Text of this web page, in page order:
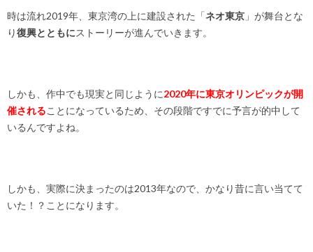
時は流れ2019年、東京湾の上に建設された「ネオ東京 」が舞台とな
り復興とともにストーリーが進んでいきます。
しかも、作中でも現実と同じように2020年に東京オリンピックが開
催されることになっているため、その段階ですでに予言が的中して
いるんですよね。
しかも、実際に決まったのは2013年なので、かなり昔に言い当てて
いた！？ことになります。